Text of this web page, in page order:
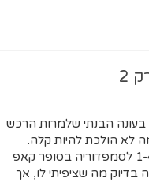
2
הבנתי שלמרות הרכש
לא הולכת להיות קלה.
תבוסה כואבת 1-4 לסמפדוריה בסופר קאפ
בדיוק מה שציפיתי לו, אך